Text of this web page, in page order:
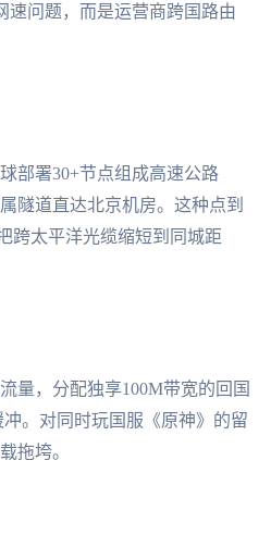
速问题，而是运营商跨国路由
部署30+节点组成高速公路
隧道直达北京机房。这种点到
跨太平洋光缆缩短到同城距
量，分配独享100M带宽的回国
。对同时玩国服《原神》的留
拖垮。